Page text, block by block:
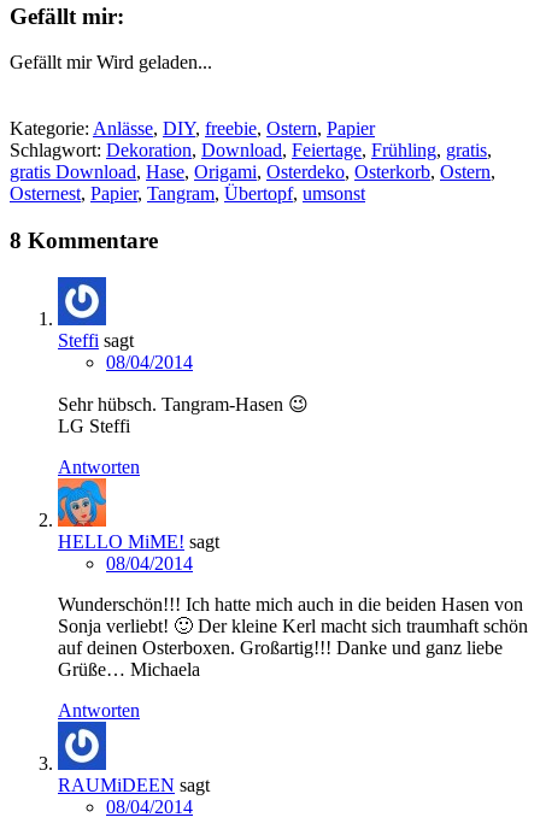
Gefällt mir:
Gefällt mir Wird geladen...
Kategorie: Anlässe, DIY, freebie, Ostern, Papier
Schlagwort: Dekoration, Download, Feiertage, Frühling, gratis,
gratis Download, Hase, Origami, Osterdeko, Osterkorb, Ostern,
Osternest, Papier, Tangram, Übertopf, umsonst
8 Kommentare
Steffi sagt
08/04/2014
Sehr hübsch. Tangram-Hasen 😉
LG Steffi
Antworten
HELLO MiME! sagt
08/04/2014
Wunderschön!!! Ich hatte mich auch in die beiden Hasen von
Sonja verliebt! 🙂 Der kleine Kerl macht sich traumhaft schön
auf deinen Osterboxen. Großartig!!! Danke und ganz liebe
Grüße… Michaela
Antworten
RAUMiDEEN sagt
08/04/2014